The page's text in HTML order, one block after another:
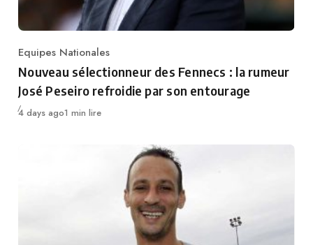
Category
Equipes Nationales
Nouveau sélectionneur des Fennecs : la rumeur
José Peseiro refroidie par son entourage
Publié
4 days ago1 min lire